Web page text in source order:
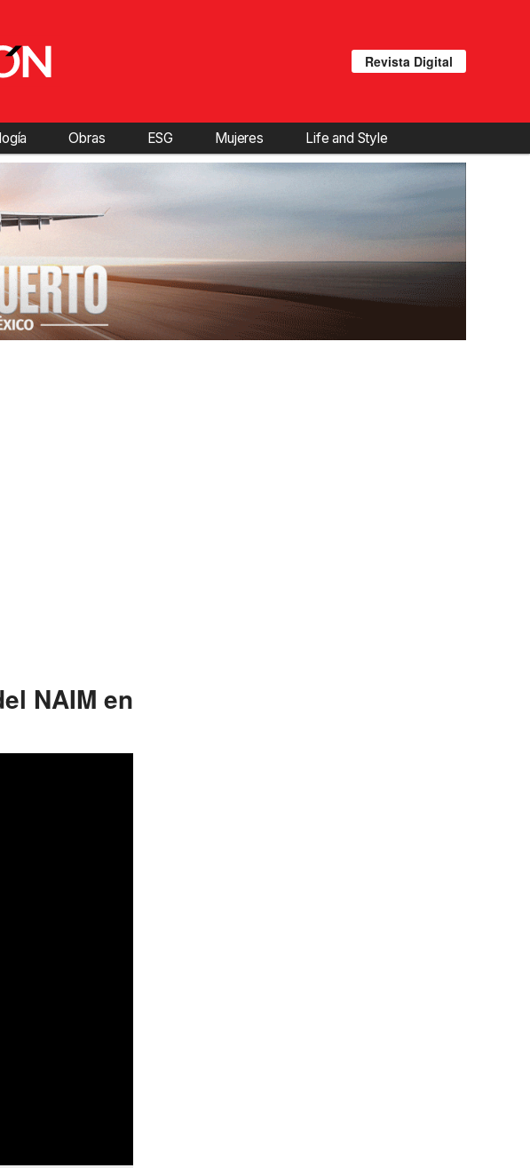
Revista Digital
Obras ESG Mujeres Life and Style
NAIM en